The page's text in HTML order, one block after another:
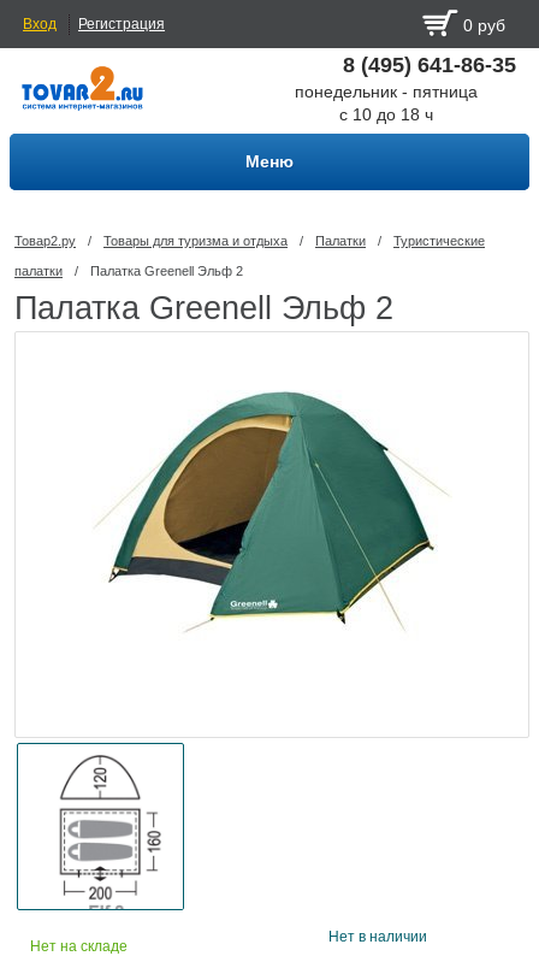
Вход Регистрация 0 руб
8 (495) 641-86-35
понедельник - пятница
с 10 до 18 ч
Меню
Товар2.ру / Товары для туризма и отдыха / Палатки / Туристические
палатки / Палатка Greenell Эльф 2
Палатка Greenell Эльф 2
Нет на складе
Нет в наличии